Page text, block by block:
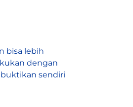
bisa lebih
dengan
sendiri